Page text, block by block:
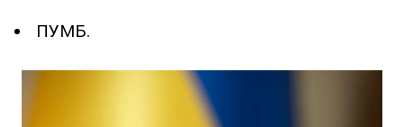
ПУМБ.